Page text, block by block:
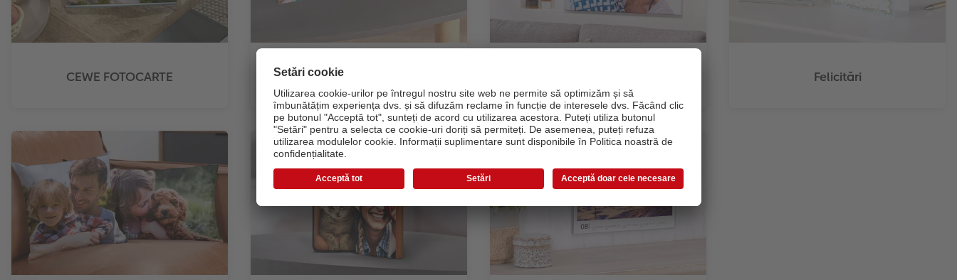
CEWE FOTOCARTE Fotografii Felicitări